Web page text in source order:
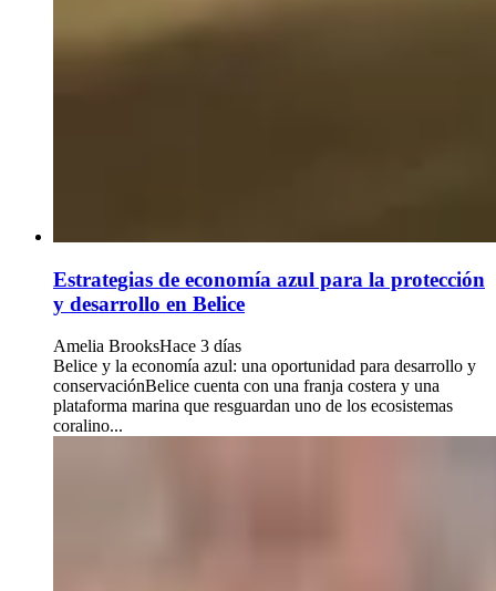
Estrategias de economía azul para la protección
y desarrollo en Belice
Amelia BrooksHace 3 días
Belice y la economía azul: una oportunidad para desarrollo y
conservaciónBelice cuenta con una franja costera y una
plataforma marina que resguardan uno de los ecosistemas
coralino...